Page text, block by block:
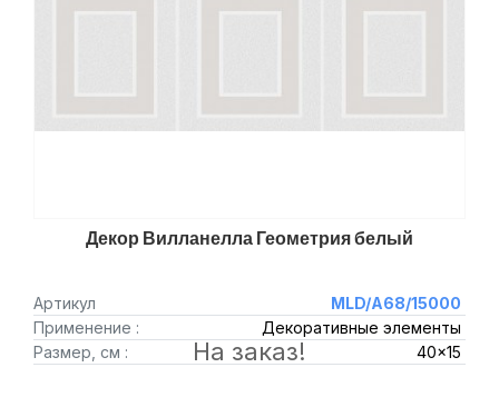
Декор Вилланелла Геометрия белый
Артикул
MLD/A68/15000
Применение :
Декоративные элементы
Размер, см :
40x15
На заказ!